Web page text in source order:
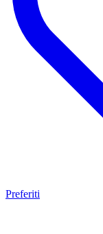
Preferiti